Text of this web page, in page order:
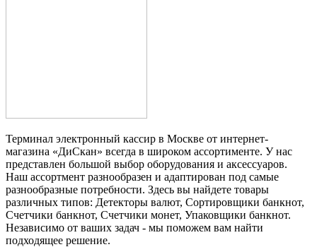
Терминал электронный кассир в Москве от интернет-
магазина «ДиСкан» всегда в широком ассортименте. У нас
представлен большой выбор оборудования и аксессуаров.
Наш ассортмент разнообразен и адаптирован под самые
разнообразные потребности. Здесь вы найдете товары
различных типов: Детекторы валют, Сортировщики банкнот,
Счетчики банкнот, Счетчики монет, Упаковщики банкнот.
Независимо от ваших задач - мы поможем вам найти
подходящее решение.